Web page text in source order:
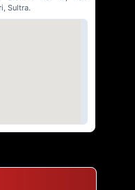
Sultra.